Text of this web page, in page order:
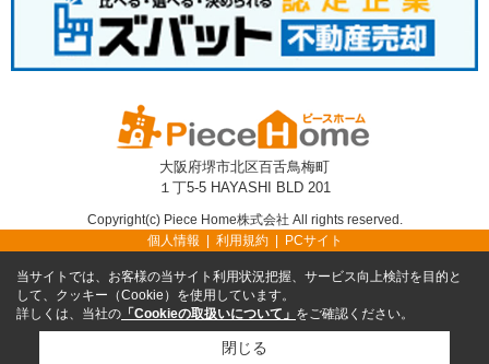
大阪府堺市北区百舌鳥梅町
１丁5-5 HAYASHI BLD 201
Copyright(c) Piece Home株式会社 All rights reserved.
個人情報
利用規約 PCサイト
当サイトでは、お客様の当サイト利用状況把握、サービス向上検討を目的と
して、クッキー（Cookie）を使用しています。
詳しくは、当社の 「Cookieの取扱いについて」 をご確認ください。
閉じる